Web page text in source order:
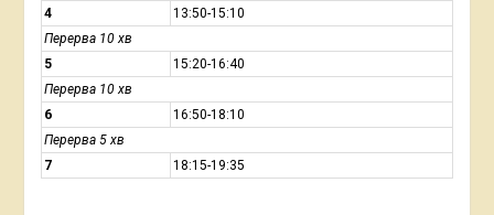
4
13:50-15:10
Перерва 10 хв
5
15:20-16:40
Перерва 10 хв
6
16:50-18:10
Перерва 5 хв
7
18:15-19:35